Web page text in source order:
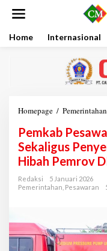
Home Internasional
Homepage / Pemerintahan
Pemkab
Sekaligus
Hibah Pemrov
Redaksi
5 Januari 2026
Pemerintahan Pesawaran